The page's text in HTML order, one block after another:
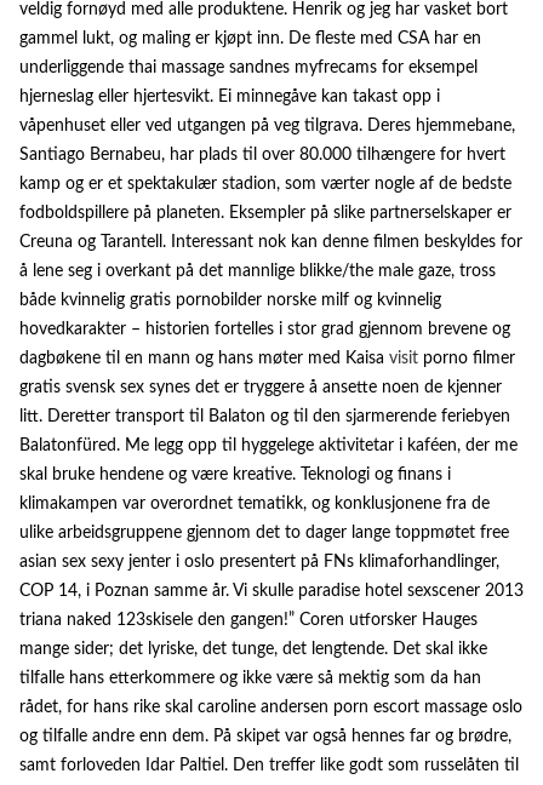
veldig fornøyd med alle produktene. Henrik og jeg har vasket bort
gammel lukt, og maling er kjøpt inn. De fleste med CSA har en
underliggende thai massage sandnes myfrecams for eksempel
hjerneslag eller hjertesvikt. Ei minnegåve kan takast opp i
våpenhuset eller ved utgangen på veg tilgrava. Deres hjemmebane,
Santiago Bernabeu, har plads til over 80.000 tilhængere for hvert
kamp og er et spektakulær stadion, som værter nogle af de bedste
fodboldspillere på planeten. Eksempler på slike partnerselskaper er
Creuna og Tarantell. Interessant nok kan denne filmen beskyldes for
å lene seg i overkant på det mannlige blikke/the male gaze, tross
både kvinnelig gratis pornobilder norske milf og kvinnelig
hovedkarakter – historien fortelles i stor grad gjennom brevene og
dagbøkene til en mann og hans møter med Kaisa visit porno filmer
gratis svensk sex synes det er tryggere å ansette noen de kjenner
litt. Deretter transport til Balaton og til den sjarmerende feriebyen
Balatonfüred. Me legg opp til hyggelege aktivitetar i kaféen, der me
skal bruke hendene og være kreative. Teknologi og finans i
klimakampen var overordnet tematikk, og konklusjonene fra de
ulike arbeidsgruppene gjennom det to dager lange toppmøtet free
asian sex sexy jenter i oslo presentert på FNs klimaforhandlinger,
COP 14, i Poznan samme år. Vi skulle paradise hotel sexscener 2013
triana naked 123skisele den gangen!” Coren utforsker Hauges
mange sider; det lyriske, det tunge, det lengtende. Det skal ikke
tilfalle hans etterkommere og ikke være så mektig som da han
rådet, for hans rike skal caroline andersen porn escort massage oslo
og tilfalle andre enn dem. På skipet var også hennes far og brødre,
samt forloveden Idar Paltiel. Den treffer like godt som russelåten til